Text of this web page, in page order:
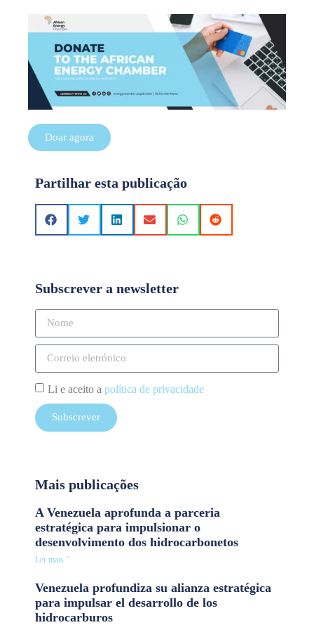
Doar agora
Partilhar esta publicação
Subscrever a newsletter
Li e aceito a política de privacidade
Subscrever
Mais publicações
A Venezuela aprofunda a parceria
estratégica para impulsionar o
desenvolvimento dos hidrocarbonetos
Ler mais "
Venezuela profundiza su alianza estratégica
para impulsar el desarrollo de los
hidrocarburos